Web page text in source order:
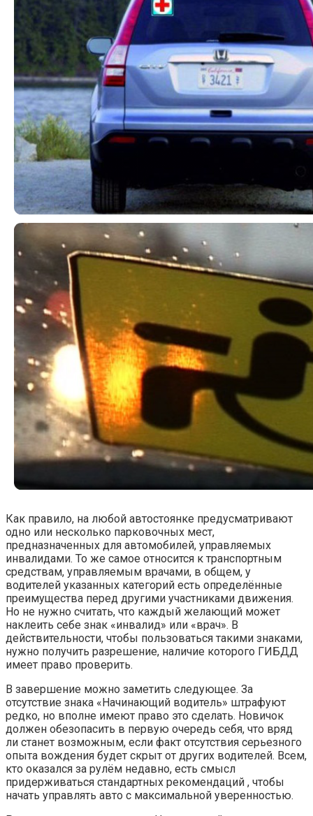
Как правило, на любой автостоянке предусматривают
одно или несколько парковочных мест,
предназначенных для автомобилей, управляемых
инвалидами. То же самое относится к транспортным
средствам, управляемым врачами, в общем, у
водителей указанных категорий есть определённые
преимущества перед другими участниками движения.
Но не нужно считать, что каждый желающий может
наклеить себе знак «инвалид» или «врач». В
действительности, чтобы пользоваться такими знаками,
нужно получить разрешение, наличие которого ГИБДД
имеет право проверить.
В завершение можно заметить следующее. За
отсутствие знака «Начинающий водитель» штрафуют
редко, но вполне имеют право это сделать. Новичок
должен обезопасить в первую очередь себя, что вряд
ли станет возможным, если факт отсутствия серьезного
опыта вождения будет скрыт от других водителей. Всем,
кто оказался за рулём недавно, есть смысл
придерживаться стандартных рекомендаций , чтобы
начать управлять авто с максимальной уверенностью.